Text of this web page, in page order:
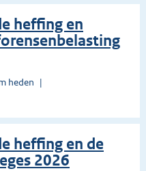
heffing en
heden
heffing en de
2026